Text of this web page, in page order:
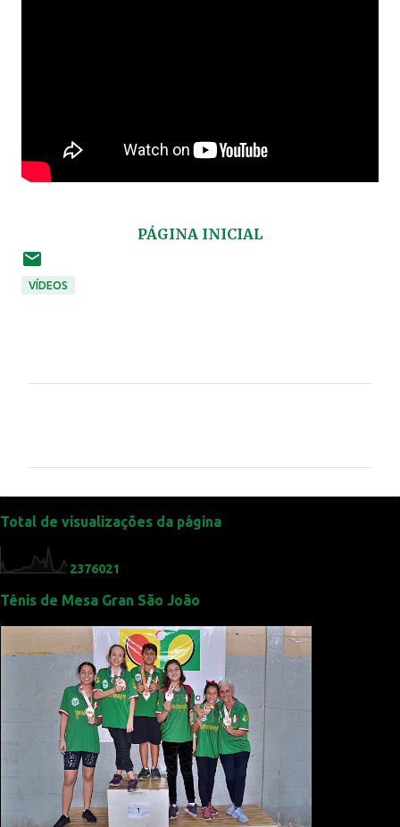
PÁGINA INICIAL
VÍDEOS
e
n
t
r
o
s
Total de visualizações da página
2376021
Tênis de Mesa Gran São João